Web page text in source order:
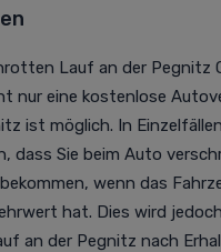
Lauf an der Pegnitz
nur eine kostenlose
ist möglich. In
dass Sie beim Auto
wenn das
hat. Dies wird
an der Pegnitz nach